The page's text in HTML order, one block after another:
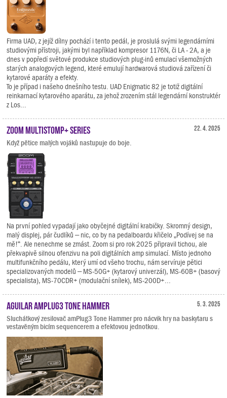
Firma UAD, z jejíž dílny pochází i tento pedál, je proslulá svými legendárními
studiovými přístroji, jakými byl například kompresor 1176N, či LA - 2A, a je
dnes v popředí světové produkce studiových plug-inů emulací všemožných
starých analogových legend, které emulují hardwarová studiová zařízení či
kytarové aparáty a efekty.
To je případ i našeho dnešního testu. UAD Enigmatic 82 je totiž digitální
reinkarnací kytarového aparátu, za jehož zrozením stál legendární konstruktér
z Los...
22. 4. 2025
Zoom MultiStomp+ Series
Když pětice malých vojáků nastupuje do boje.
Na první pohled vypadají jako obyčejné digitální krabičky. Skromný design,
malý displej, pár čudlíků – nic, co by na pedalboardu křičelo „Podívej se na
mě!“. Ale nenechme se zmást. Zoom si pro rok 2025 připravil tichou, ale
překvapivě silnou ofenzivu na poli digitálních amp simulací. Místo jednoho
multifunkčního pedálu, který umí od všeho trochu, nám servíruje pětici
specializovaných modelů – MS-50G+ (kytarový univerzál), MS-60B+ (basový
specialista), MS-70CDR+ (modulační snílek), MS-200D+...
5. 3. 2025
Aguilar amPlug3 Tone Hammer
Sluchátkový zesilovač amPlug3 Tone Hammer pro nácvik hry na baskytaru s
vestavěným bicím sequencerem a efektovou jednotkou.